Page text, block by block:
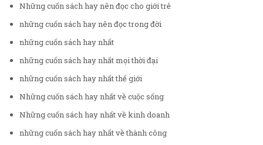
Những cuốn sách hay nên đọc cho giới trẻ
những cuốn sách hay nên đọc trong đời
những cuốn sách hay nhất
những cuốn sách hay nhất mọi thời đại
những cuốn sách hay nhất thế giới
Những cuốn sách hay nhất về cuộc sống
Những cuốn sách hay nhất về kinh doanh
những cuốn sách hay nhất về thành công